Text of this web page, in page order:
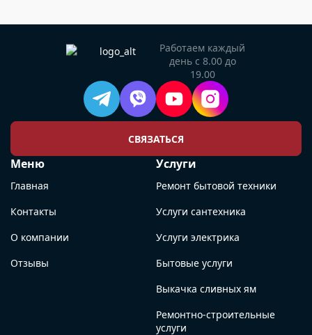
Работаем каждый
день с 8.00 до
19.00
СВЯЗАТЬСЯ
Меню
Главная
Контакты
О компании
Отзывы
Услуги
Ремонт бытовой техники
Услуги сантехника
Услуги электрика
Бытовые услуги
Выкачка сливных ям
Ремонтно-строительные
услуги